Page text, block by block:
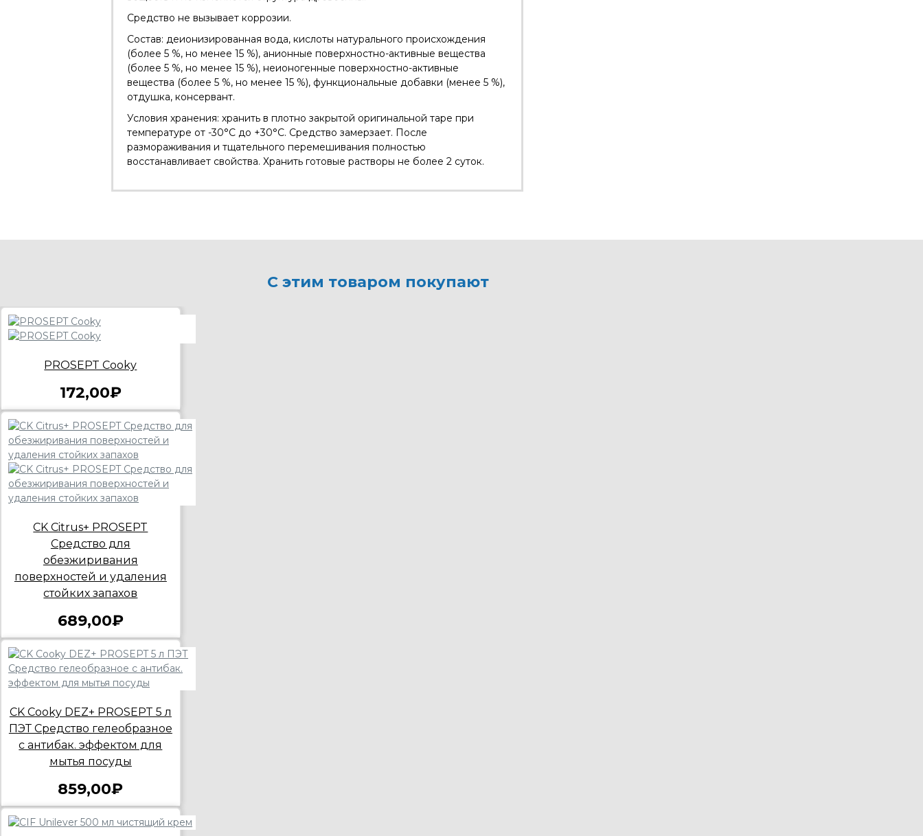
Средство не вызывает коррозии.
Состав: деионизированная вода, кислоты натурального происхождения
(более 5 %, но менее 15 %), анионные поверхностно-активные вещества
(более 5 %, но менее 15 %), неионогенные поверхностно-активные
вещества (более 5 %, но менее 15 %), функциональные добавки (менее 5 %),
отдушка, консервант.
Условия хранения: хранить в плотно закрытой оригинальной таре при
температуре от -30°С до +30°С. Средство замерзает. После
размораживания и тщательного перемешивания полностью
восстанавливает свойства. Хранить готовые растворы не более 2 суток.
С этим товаром покупают
PROSEPT Cooky
172,00₽
CK Citrus+ PROSEPT
Средство для
обезжиривания
поверхностей и удаления
стойких запахов
689,00₽
CK Cooky DEZ+ PROSEPT 5 л
ПЭТ Средство гелеобразное
с антибак. эффектом для
мытья посуды
859,00₽